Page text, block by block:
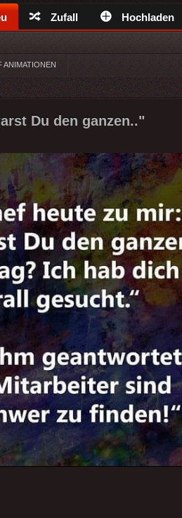
Zufall Hochladen
ANIMATIONEN
Du den ganzen.."